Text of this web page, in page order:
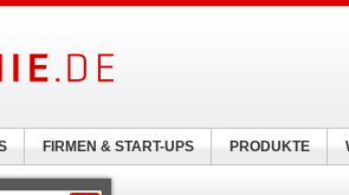
FIRMEN & START-UPS PRODUKTE